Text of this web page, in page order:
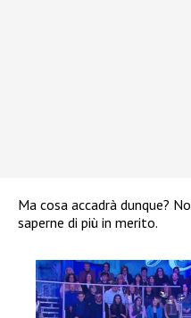
Ma cosa accadrà dunque?
saperne di più in merito.